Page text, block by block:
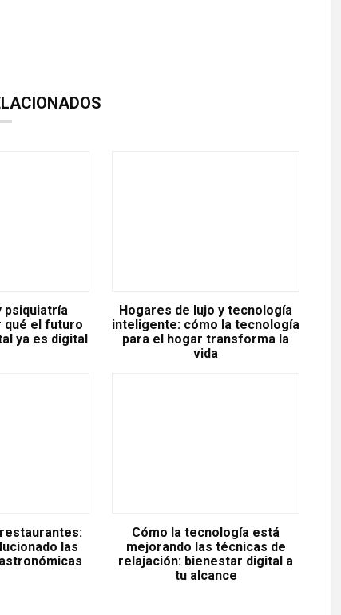
psiquiatría
qué el futuro
ya es digital
Hogares de lujo y tecnología
inteligente: cómo la tecnología
para el hogar transforma la
vida
las
Cómo la tecnología está
mejorando las técnicas de
relajación: bienestar digital a
tu alcance
CÓMO CREAR UN ÁLBUM DE